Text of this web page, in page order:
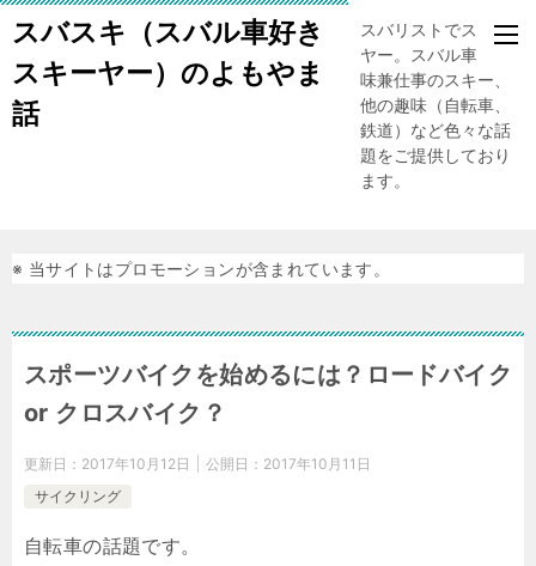
スバスキ（スバル車好き
スキーヤー）のよもやま
話
スバリストでスキー
ヤー。スバル車、趣
味兼仕事のスキー、
他の趣味（自転車、
鉄道）など色々な話
題をご提供しており
ます。
※ 当サイトはプロモーションが含まれています。
スポーツバイクを始めるには？ロードバイク
or クロスバイク？
更新日： 2017年10月12日 公開日： 2017年10月11日
サイクリング
自転車の話題です。